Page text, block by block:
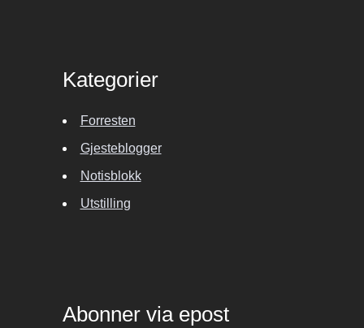
Kategorier
Forresten
Gjesteblogger
Notisblokk
Utstilling
Abonner via epost